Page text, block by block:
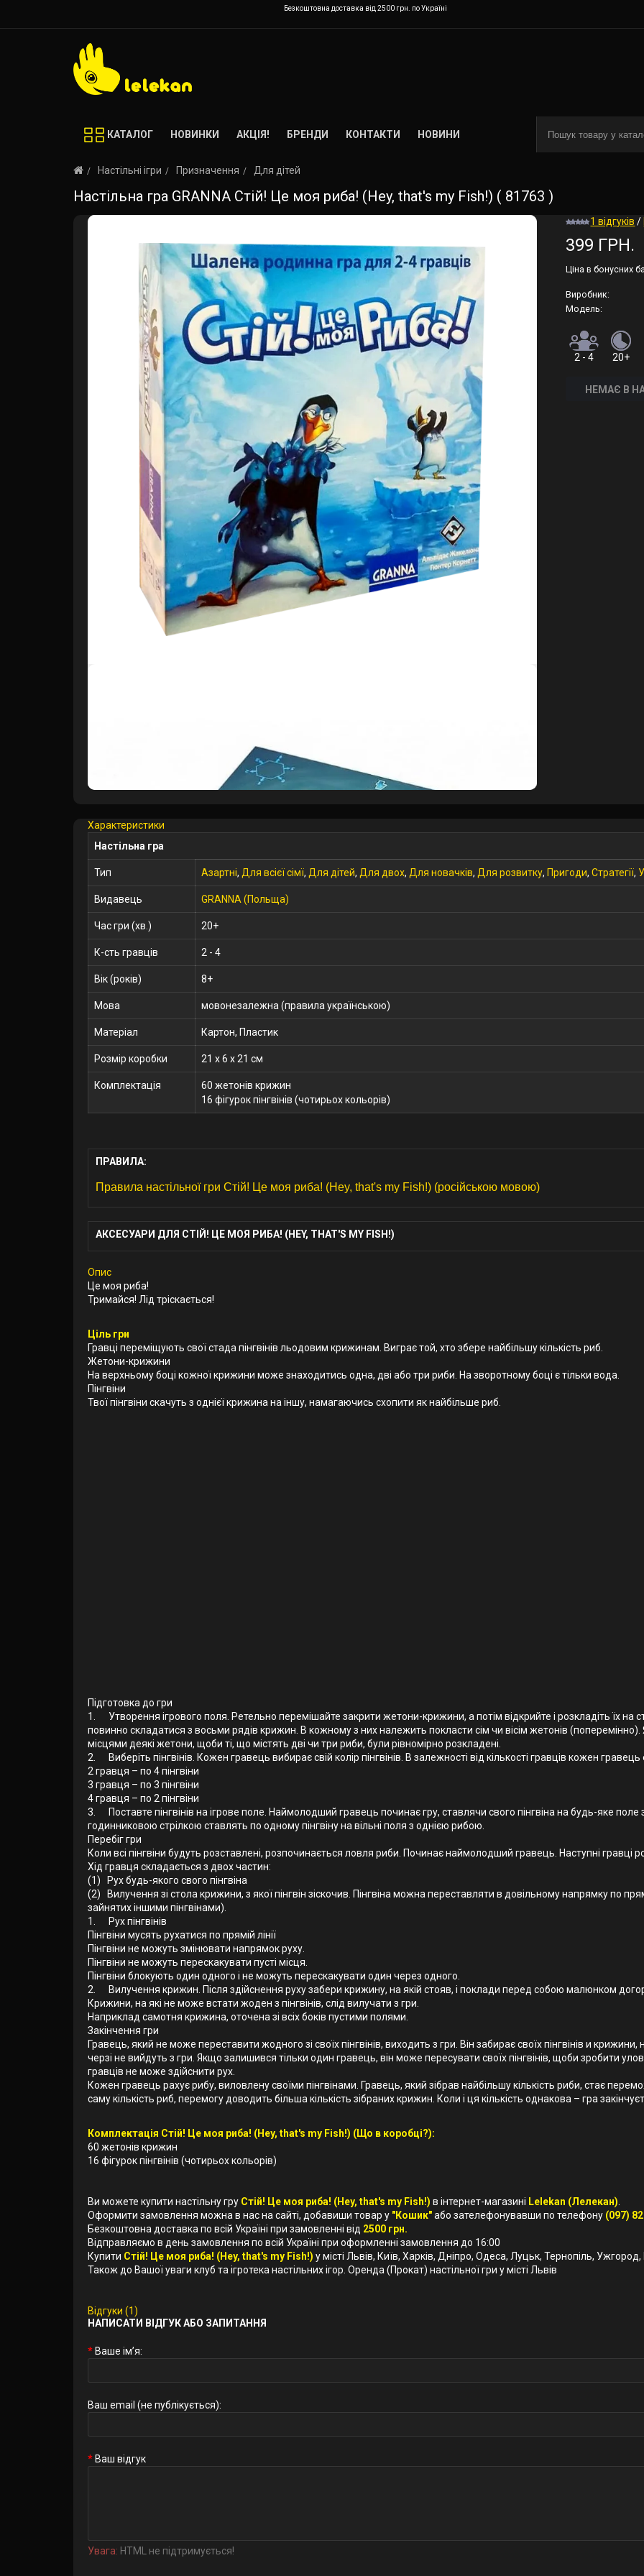
Безкоштовна доставка від 2500 грн. по Україні
КАТАЛОГ НОВИНКИ АКЦІЯ! БРЕНДИ КОНТАКТИ НОВИНИ
Настільні ігри Призначення Для дітей
Настільна гра GRANNA Стій! Це моя риба! (Hey, that's my Fish!) ( 81763 )
1 відгуків /
399 ГРН.
Ціна в бонусних
Виробник:
Модель:
2 - 4 20+
НЕМАЄ В
Характеристики
Настільна гра
Тип Азартні, Для всієї сімї, Для дітей, Для двох, Для новачків, Для розвитку, Пригоди, Стратегії,
Видавець GRANNA (Польща)
Час гри (хв.) 20+
К-сть гравців 2 - 4
Вік (років) 8+
Мова мовонезалежна (правила українською)
Матеріал Картон, Пластик
Розмір коробки 21 x 6 x 21 см
Комплектація
60 жетонів крижин
16 фігурок пінгвінів (чотирьох кольорів)
ПРАВИЛА:
Правила настільної гри Стій! Це моя риба! (Hey, that's my Fish!) (російською мовою)
АКСЕСУАРИ ДЛЯ СТІЙ! ЦЕ МОЯ РИБА! (HEY, THAT'S MY FISH!)
Опис
Це моя риба!
Тримайся! Лід тріскається!
Ціль гри
Гравці переміщують свої стада пінгвінів льодовим крижинам. Виграє той, хто збере найбільшу кількість риб.
Жетони-крижини
На верхньому боці кожної крижини може знаходитись одна, дві або три риби. На зворотному боці є тільки вода.
Пінгвіни
Твої пінгвіни скачуть з однієї крижина на іншу, намагаючись схопити як найбільше риб.
Підготовка до гри
1. Утворення ігрового поля. Ретельно перемішайте закрити жетони-крижини, а потім відкрийте і розкладіть їх на
повинно складатися з восьми рядів крижин. В кожному з них належить покласти сім чи вісім жетонів
місцями деякі жетони, щоби ті, що містять дві чи три риби, були рівномірно розкладені.
2. Виберіть пінгвінів. Кожен гравець вибирає свій колір пінгвінів. В залежності від кількості гравців кожен
2 гравця – по 4 пінгвіни
3 гравця – по 3 пінгвіни
4 гравця – по 2 пінгвіни
3. Поставте пінгвінів на ігрове поле. Наймолодший гравець починає гру, ставлячи свого пінгвіна на будь-яке поле
годинниковою стрілкою ставлять по одному пінгвіну на вільні поля з однією рибою.
Перебіг гри
Коли всі пінгвіни будуть розставлені, розпочинається ловля риби. Починає наймолодший гравець. Наступні гравці
Хід гравця складається з двох частин:
(1) Рух будь-якого свого пінгвіна
(2) Вилучення зі стола крижини, з якої пінгвін зіскочив. Пінгвіна можна переставляти в довільному напрямку по
зайнятих іншими пінгвінами).
1. Рух пінгвінів
Пінгвіни мусять рухатися по прямій лінії
Пінгвіни не можуть змінювати напрямок руху.
Пінгвіни не можуть перескакувати пусті місця.
Пінгвіни блокують один одного і не можуть перескакувати один через одного.
2. Вилучення крижин. Після здійснення руху забери крижину, на якій стояв, і поклади перед собою малюнком
Крижини, на які не може встати жоден з пінгвінів, слід вилучати з гри.
Наприклад самотня крижина, оточена зі всіх боків пустими полями.
Закінчення гри
Гравець, який не може переставити жодного зі своїх пінгвінів, виходить з гри. Він забирає своїх пінгвінів и
черзі не вийдуть з гри. Якщо залишився тільки один гравець, він може пересувати своїх пінгвінів, щоби зробити
гравців не може здійснити рух.
Кожен гравець рахує рибу, виловлену своїми пінгвінами. Гравець, який зібрав найбільшу кількість риби, стає
саму кількість риб, перемогу доводить більша кількість зібраних крижин. Коли і ця кількість однакова – гра
Комплектація Стій! Це моя риба! (Hey, that's my Fish!) (Що в коробці?):
60 жетонів крижин
16 фігурок пінгвінів (чотирьох кольорів)
Ви можете купити настільну гру Стій! Це моя риба! (Hey, that's my Fish!) в інтернет-магазині Lelekan (Лелекан)
Оформити замовлення можна в нас на сайті, добавиши товар у "Кошик"або зателефонувавши по телефону (097)
Безкоштовна доставка по всій Україні при замовленні від 2500 грн.
Відправляємо в день замовлення по всій Україні при оформленні замовлення до 16:00
Купити Стій! Це моя риба! (Hey, that's my Fish!) у місті Львів, Київ, Харків, Дніпро, Одеса, Луцьк, Тернопіль,
Також до Вашої уваги клуб та ігротека настільних ігор. Оренда (Прокат) настільної гри у місті Львів
Відгуки (1)
НАПИСАТИ ВІДГУК АБО ЗАПИТАННЯ
Ваше ім’я:
Ваш email (не публікується):
Ваш відгук
Увага: HTML не підтримується!